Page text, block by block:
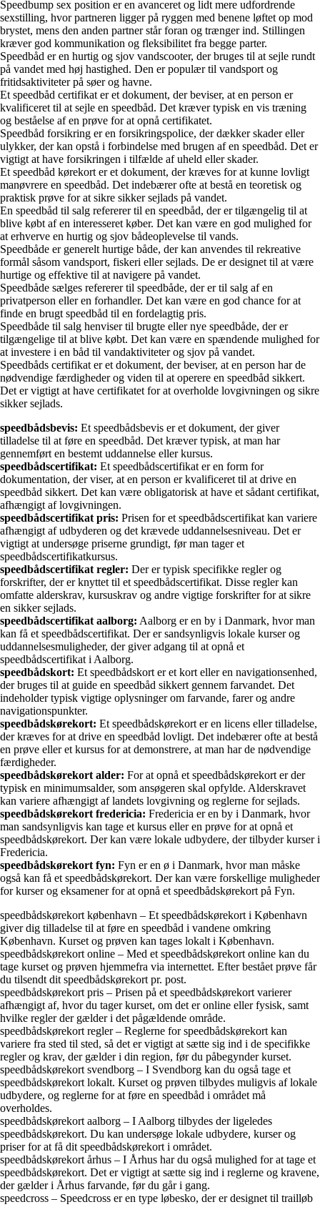
Speedbump sex position er en avanceret og lidt mere udfordrende
sexstilling, hvor partneren ligger på ryggen med benene løftet op mod
brystet, mens den anden partner står foran og trænger ind. Stillingen
kræver god kommunikation og fleksibilitet fra begge parter.
Speedbåd er en hurtig og sjov vandscooter, der bruges til at sejle rundt
på vandet med høj hastighed. Den er populær til vandsport og
fritidsaktiviteter på søer og havne.
Et speedbåd certifikat er et dokument, der beviser, at en person er
kvalificeret til at sejle en speedbåd. Det kræver typisk en vis træning
og beståelse af en prøve for at opnå certifikatet.
Speedbåd forsikring er en forsikringspolice, der dækker skader eller
ulykker, der kan opstå i forbindelse med brugen af en speedbåd. Det er
vigtigt at have forsikringen i tilfælde af uheld eller skader.
Et speedbåd kørekort er et dokument, der kræves for at kunne lovligt
manøvrere en speedbåd. Det indebærer ofte at bestå en teoretisk og
praktisk prøve for at sikre sikker sejlads på vandet.
En speedbåd til salg refererer til en speedbåd, der er tilgængelig til at
blive købt af en interesseret køber. Det kan være en god mulighed for
at erhverve en hurtig og sjov bådeoplevelse til vands.
Speedbåde er generelt hurtige både, der kan anvendes til rekreative
formål såsom vandsport, fiskeri eller sejlads. De er designet til at være
hurtige og effektive til at navigere på vandet.
Speedbåde sælges refererer til speedbåde, der er til salg af en
privatperson eller en forhandler. Det kan være en god chance for at
finde en brugt speedbåd til en fordelagtig pris.
Speedbåde til salg henviser til brugte eller nye speedbåde, der er
tilgængelige til at blive købt. Det kan være en spændende mulighed for
at investere i en båd til vandaktiviteter og sjov på vandet.
Speedbåds certifikat er et dokument, der beviser, at en person har de
nødvendige færdigheder og viden til at operere en speedbåd sikkert.
Det er vigtigt at have certifikatet for at overholde lovgivningen og sikre
sikker sejlads.
speedbådsbevis: Et speedbådsbevis er et dokument, der giver
tilladelse til at føre en speedbåd. Det kræver typisk, at man har
gennemført en bestemt uddannelse eller kursus.
speedbådscertifikat: Et speedbådscertifikat er en form for
dokumentation, der viser, at en person er kvalificeret til at drive en
speedbåd sikkert. Det kan være obligatorisk at have et sådant certifikat,
afhængigt af lovgivningen.
speedbådscertifikat pris: Prisen for et speedbådscertifikat kan variere
afhængigt af udbyderen og det krævede uddannelsesniveau. Det er
vigtigt at undersøge priserne grundigt, før man tager et
speedbådscertifikatkursus.
speedbådscertifikat regler: Der er typisk specifikke regler og
forskrifter, der er knyttet til et speedbådscertifikat. Disse regler kan
omfatte alderskrav, kursuskrav og andre vigtige forskrifter for at sikre
en sikker sejlads.
speedbådscertifikat aalborg: Aalborg er en by i Danmark, hvor man
kan få et speedbådscertifikat. Der er sandsynligvis lokale kurser og
uddannelsesmuligheder, der giver adgang til at opnå et
speedbådscertifikat i Aalborg.
speedbådskort: Et speedbådskort er et kort eller en navigationsenhed,
der bruges til at guide en speedbåd sikkert gennem farvandet. Det
indeholder typisk vigtige oplysninger om farvande, farer og andre
navigationspunkter.
speedbådskørekort: Et speedbådskørekort er en licens eller tilladelse,
der kræves for at drive en speedbåd lovligt. Det indebærer ofte at bestå
en prøve eller et kursus for at demonstrere, at man har de nødvendige
færdigheder.
speedbådskørekort alder: For at opnå et speedbådskørekort er der
typisk en minimumsalder, som ansøgeren skal opfylde. Alderskravet
kan variere afhængigt af landets lovgivning og reglerne for sejlads.
speedbådskørekort fredericia: Fredericia er en by i Danmark, hvor
man sandsynligvis kan tage et kursus eller en prøve for at opnå et
speedbådskørekort. Der kan være lokale udbydere, der tilbyder kurser i
Fredericia.
speedbådskørekort fyn: Fyn er en ø i Danmark, hvor man måske
også kan få et speedbådskørekort. Der kan være forskellige muligheder
for kurser og eksamener for at opnå et speedbådskørekort på Fyn.
speedbådskørekort københavn – Et speedbådskørekort i København
giver dig tilladelse til at føre en speedbåd i vandene omkring
København. Kurset og prøven kan tages lokalt i København.
speedbådskørekort online – Med et speedbådskørekort online kan du
tage kurset og prøven hjemmefra via internettet. Efter bestået prøve får
du tilsendt dit speedbådskørekort pr. post.
speedbådskørekort pris – Prisen på et speedbådskørekort varierer
afhængigt af, hvor du tager kurset, om det er online eller fysisk, samt
hvilke regler der gælder i det pågældende område.
speedbådskørekort regler – Reglerne for speedbådskørekort kan
variere fra sted til sted, så det er vigtigt at sætte sig ind i de specifikke
regler og krav, der gælder i din region, før du påbegynder kurset.
speedbådskørekort svendborg – I Svendborg kan du også tage et
speedbådskørekort lokalt. Kurset og prøven tilbydes muligvis af lokale
udbydere, og reglerne for at føre en speedbåd i området må
overholdes.
speedbådskørekort aalborg – I Aalborg tilbydes der ligeledes
speedbådskørekort. Du kan undersøge lokale udbydere, kurser og
priser for at få dit speedbådskørekort i området.
speedbådskørekort århus – I Århus har du også mulighed for at tage et
speedbådskørekort. Det er vigtigt at sætte sig ind i reglerne og kravene,
der gælder i Århus farvande, før du går i gang.
speedcross – Speedcross er en type løbesko, der er designet til trailløb